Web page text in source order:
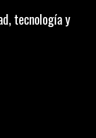
tecnología y